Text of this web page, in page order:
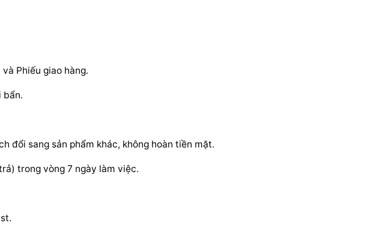
Phiếu giao hàng.
bẩn.
đổi sang sản phẩm khác, không hoàn tiền mặt.
trong vòng 7 ngày làm việc.